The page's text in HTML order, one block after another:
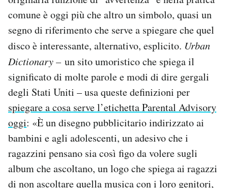
comune è oggi più che altro un simbolo, quasi un
segno di riferimento che serve a spiegare che quel
disco è interessante, alternativo, esplicito. Urban
Dictionary – un sito umoristico che spiega il
significato di molte parole e modi di dire gergali
degli Stati Uniti – usa queste definizioni per
spiegare a cosa serve l’etichetta Parental Advisory
oggi: «È un disegno pubblicitario indirizzato ai
bambini e agli adolescenti, un adesivo che i
ragazzini pensano sia così figo da volere sugli
album che ascoltano, un logo che spiega ai ragazzi
di non ascoltare quella musica con i loro genitori,